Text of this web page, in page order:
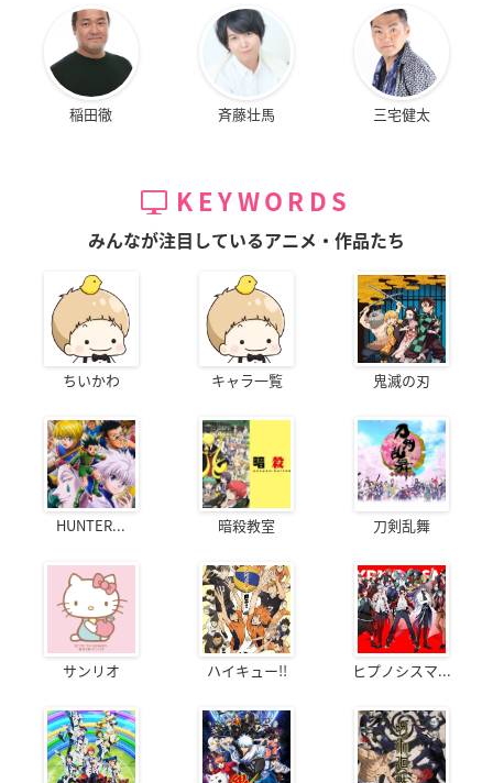
稲田徹 斉藤壮馬 三宅健太
KEYWORDS
みんなが注目しているアニメ・作品たち
ちいかわ キャラ一覧 鬼滅の刃
HUNTER... 暗殺教室 刀剣乱舞
サンリオ ハイキュー!! ヒプノシスマ...